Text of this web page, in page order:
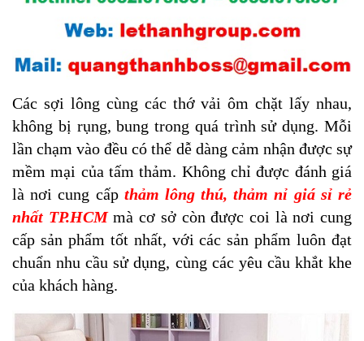
Các sợi lông cùng các thớ vải ôm chặt lấy nhau,
không bị rụng, bung trong quá trình sử dụng. Mỗi
lần chạm vào đều có thể dễ dàng cảm nhận được sự
mềm mại của tấm thảm. Không chỉ được đánh giá
là nơi cung cấp thảm lông thú, thảm nỉ giá sỉ rẻ
nhất TP.HCMmà cơ sở còn được coi là nơi cung
cấp sản phẩm tốt nhất, với các sản phẩm luôn đạt
chuẩn nhu cầu sử dụng, cùng các yêu cầu khắt khe
của khách hàng.